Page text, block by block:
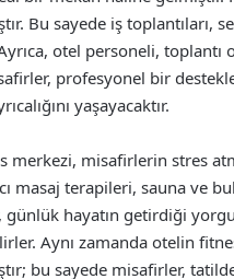
Bu sayede iş
otel personeli, toplantı
profesyonel bir
yaşayacaktır.
merkezi, misafirlerin stres
masaj terapileri, sauna ve
günlük hayatın getirdiği
Aynı zamanda otelin
bu sayede misafirler,